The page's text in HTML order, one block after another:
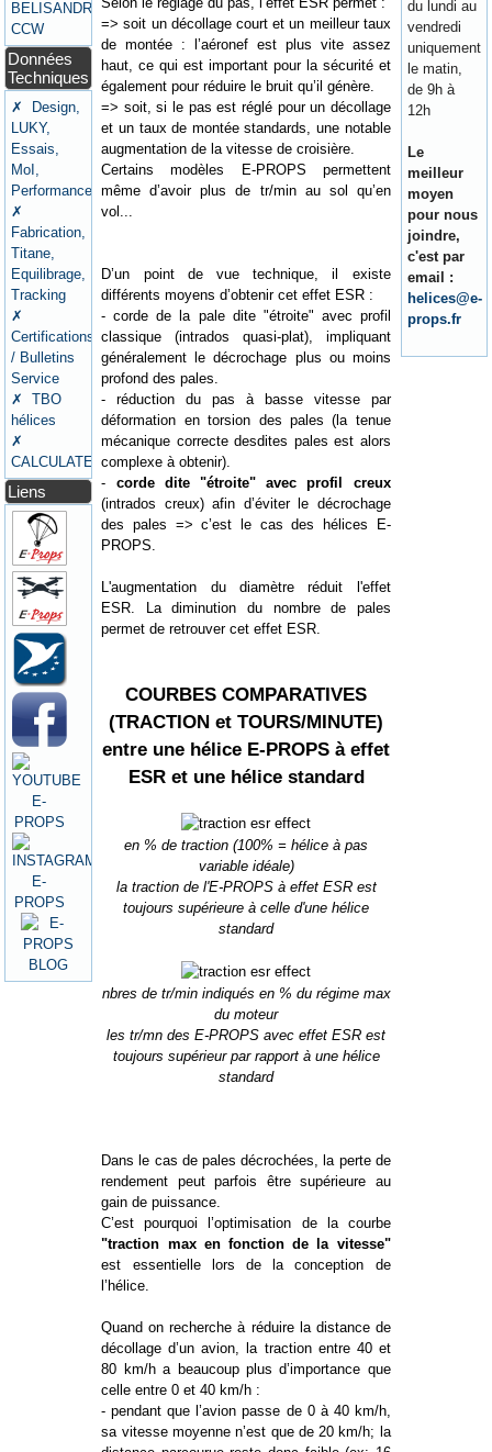
BELISANDRE
CCW
Données
Techniques
✗ Design,
LUKY,
Essais,
MoI,
Performances
✗
Fabrication,
Titane,
Equilibrage,
Tracking
✗
Certifications
/ Bulletins
Service
✗ TBO
hélices
✗
CALCULATEURS
Liens
=> soit un décollage court et un meilleur taux
de montée : l’aéronef est plus vite assez
haut, ce qui est important pour la sécurité et
également pour réduire le bruit qu’il génère.
=> soit, si le pas est réglé pour un décollage
et un taux de montée standards, une notable
augmentation de la vitesse de croisière.
Certains modèles E-PROPS permettent
même d’avoir plus de tr/min au sol qu’en
vol...
D’un point de vue technique, il existe
différents moyens d’obtenir cet effet ESR :
- corde de la pale dite "étroite" avec profil
classique (intrados quasi-plat), impliquant
généralement le décrochage plus ou moins
profond des pales.
- réduction du pas à basse vitesse par
déformation en torsion des pales (la tenue
mécanique correcte desdites pales est alors
complexe à obtenir).
- corde dite "étroite" avec profil creux
(intrados creux) afin d’éviter le décrochage
des pales => c’est le cas des hélices E-
PROPS.
L'augmentation du diamètre réduit l'effet
ESR. La diminution du nombre de pales
permet de retrouver cet effet ESR.
COURBES COMPARATIVES
(TRACTION et TOURS/MINUTE)
entre une hélice E-PROPS à effet
ESR et une hélice standard
en % de traction (100% = hélice à pas
variable idéale)
la traction de l'E-PROPS à effet ESR est
toujours supérieure à celle d'une hélice
standard
nbres de tr/min indiqués en % du régime max
du moteur
les tr/mn des E-PROPS avec effet ESR est
toujours supérieur par rapport à une hélice
standard
Dans le cas de pales décrochées, la perte de
rendement peut parfois être supérieure au
gain de puissance.
C’est pourquoi l’optimisation de la courbe
"traction max en fonction de la vitesse"
est essentielle lors de la conception de
l’hélice.
Quand on recherche à réduire la distance de
décollage d’un avion, la traction entre 40 et
80 km/h a beaucoup plus d’importance que
celle entre 0 et 40 km/h :
- pendant que l’avion passe de 0 à 40 km/h,
sa vitesse moyenne n’est que de 20 km/h; la
du lundi au
vendredi
uniquement
le matin,
de 9h à
12h
Le
meilleur
moyen
pour nous
joindre,
c'est par
email :
helices@e-
props.fr